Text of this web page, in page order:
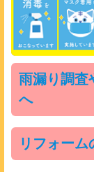
雨漏り調査
へ
リフォー